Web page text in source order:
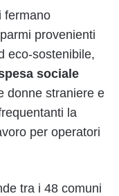
fermano
provenienti
eco-sostenibile,
sociale
donne straniere e
la
per operatori
tra i 48 comuni